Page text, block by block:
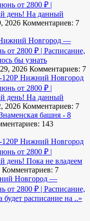
от 2800 ₽ |
день! На данный
2026 Комментариев: 7
Новгород —
от 2800 ₽ | Расписание,
бы узнать
2026 Комментариев: 7
120Р Нижний Новгород
от 2800 ₽ |
день! На данный
2026 Комментариев: 7
башня - 8
143
120Р Нижний Новгород
от 2800 ₽ |
день! Пока не владеем
Комментариев: 7
Новгород —
от 2800 ₽ | Расписание,
расписание на ..»